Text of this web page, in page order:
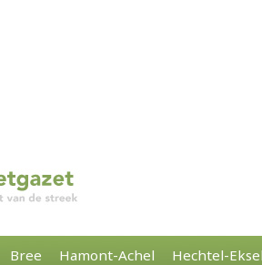
Bree Hamont-Achel Hechtel-